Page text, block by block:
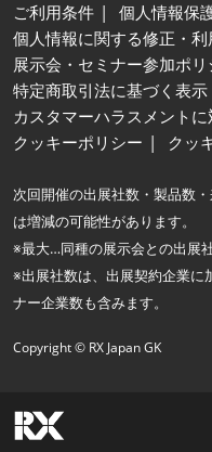
ご利用条件
個人情報保
個人情報に関する修正・
展示会・セミナー参加ポリ
特定商取引法に基づく表示
カスタマーハラスメント
クッキーポリシー
クッ
次回開催の出展社数・製品数
は増減の可能性があります。
※最大…同種の展示会との出展
※出展社数は、出展契約企業に
ナー企業数も含みます。
Copyright © RX Japan GK